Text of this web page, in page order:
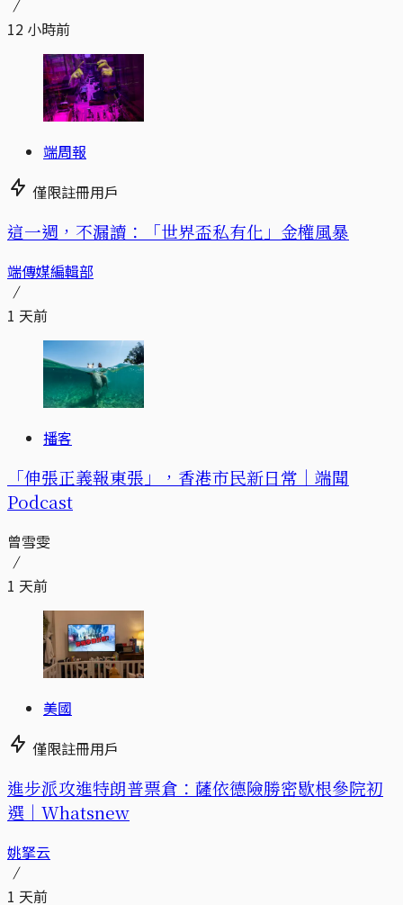
12 小時前
端周報
僅限註冊用戶
這一週，不漏讀：「世界盃私有化」金權風暴
端傳媒編輯部
1 天前
播客
「伸張正義報東張」，香港市民新日常｜端聞
Podcast
曾雪雯
1 天前
美國
僅限註冊用戶
進步派攻進特朗普票倉：薩依德險勝密歇根參院初
選｜Whatsnew
姚拏云
1 天前